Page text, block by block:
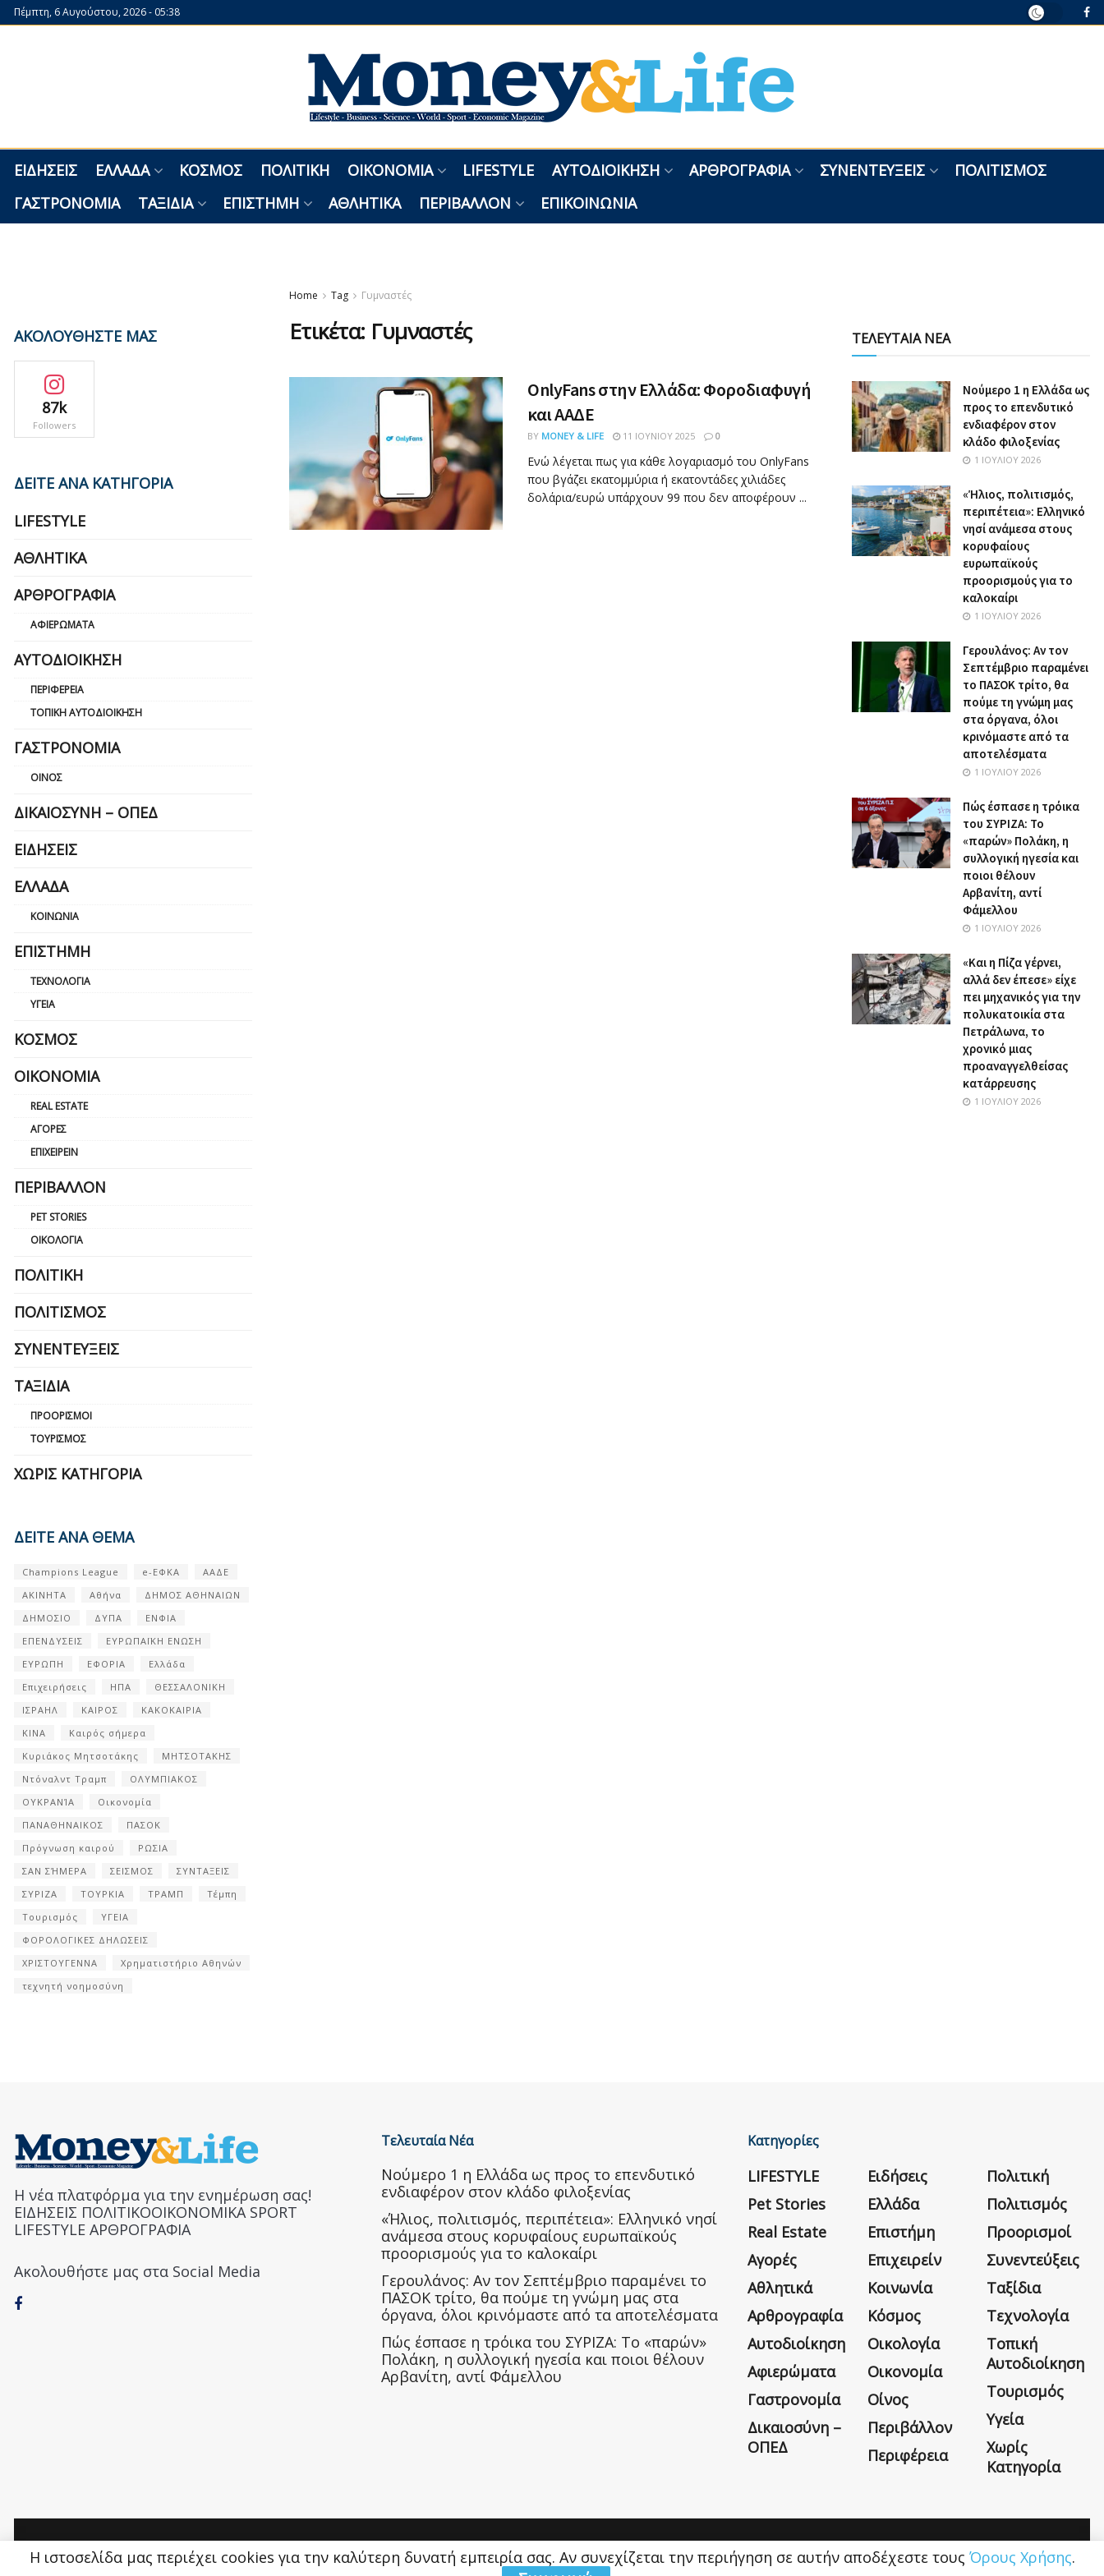
Πέμπτη, 6 Αυγούστου, 2026 - 05:38
ΕΙΔΉΣΕΙΣ ΕΛΛΆΔΑ ΚΌΣΜΟΣ ΠΟΛΙΤΙΚΉ ΟΙΚΟΝΟΜΊΑ LIFESTYLE ΑΥΤΟΔΙΟΊΚΗΣΗ ΑΡΘΡΟΓΡΑΦΊΑ ΣΥΝΕΝΤΕΎΞΕΙΣ
ΠΟΛΙΤΙΣΜΌΣ
ΓΑΣΤΡΟΝΟΜΊΑ
ΤΑΞΊΔΙΑ ΕΠΙΣΤΉΜΗ ΑΘΛΗΤΙΚΆ ΠΕΡΙΒΆΛΛΟΝ ΕΠΙΚΟΙΝΩΝΊΑ
Home Tag Γυμναστές
Ετικέτα: Γυμναστές
OnlyFans στην Ελλάδα: Φοροδιαφυγή
και ΑΑΔΕ
BY MONEY & LIFE 11 ΙΟΥΝΊΟΥ 2025 0
Ενώ λέγεται πως για κάθε λογαριασμό του OnlyFans
που βγάζει εκατομμύρια ή εκατοντάδες χιλιάδες
δολάρια/ευρώ υπάρχουν 99 που δεν αποφέρουν ...
ΑΚΟΛΟΥΘΗΣΤΕ ΜΑΣ
87k
Followers
ΔΕΙΤΕ ΑΝΑ ΚΑΤΗΓΟΡΙΑ
LIFESTYLE
ΑΘΛΗΤΙΚΆ
ΑΡΘΡΟΓΡΑΦΊΑ
ΑΦΙΕΡΏΜΑΤΑ
ΑΥΤΟΔΙΟΊΚΗΣΗ
ΠΕΡΙΦΈΡΕΙΑ
ΤΟΠΙΚΉ ΑΥΤΟΔΙΟΊΚΗΣΗ
ΓΑΣΤΡΟΝΟΜΊΑ
ΟΊΝΟΣ
ΔΙΚΑΙΟΣΎΝΗ – ΟΠΕΔ
ΕΙΔΉΣΕΙΣ
ΕΛΛΆΔΑ
ΚΟΙΝΩΝΊΑ
ΕΠΙΣΤΉΜΗ
ΤΕΧΝΟΛΟΓΊΑ
ΥΓΕΊΑ
ΚΌΣΜΟΣ
ΟΙΚΟΝΟΜΊΑ
REAL ESTATE
ΑΓΟΡΈΣ
ΕΠΙΧΕΙΡΕΊΝ
ΠΕΡΙΒΆΛΛΟΝ
PET STORIES
ΟΙΚΟΛΟΓΊΑ
ΠΟΛΙΤΙΚΉ
ΠΟΛΙΤΙΣΜΌΣ
ΣΥΝΕΝΤΕΎΞΕΙΣ
ΤΑΞΊΔΙΑ
ΠΡΟΟΡΙΣΜΟΊ
ΤΟΥΡΙΣΜΌΣ
ΧΩΡΊΣ ΚΑΤΗΓΟΡΊΑ
ΔΕΙΤΕ ΑΝΑ ΘΕΜΑ
Champions League e-ΕΦΚΑ
ΑΑΔΕ
ΑΚΙΝΗΤΑ
Αθήνα
ΔΗΜΟΣ ΑΘΗΝΑΙΩΝ
ΔΗΜΟΣΙΟ
ΔΥΠΑ
ΕΝΦΙΑ
ΕΠΕΝΔΥΣΕΙΣ
ΕΥΡΩΠΑΪΚΗ ΕΝΩΣΗ
ΕΥΡΩΠΗ
ΕΦΟΡΙΑ
Ελλάδα
Επιχειρήσεις
ΗΠΑ
ΘΕΣΣΑΛΟΝΙΚΗ
ΙΣΡΑΗΛ
ΚΑΙΡΟΣ
ΚΑΚΟΚΑΙΡΙΑ
ΚΙΝΑ
Καιρός σήμερα
Κυριάκος Μητσοτάκης
ΜΗΤΣΟΤΑΚΗΣ
Ντόναλντ Τραμπ
ΟΛΥΜΠΙΑΚΟΣ
ΟΥΚΡΑΝΊΑ
Οικονομία
ΠΑΝΑΘΗΝΑΙΚΟΣ
ΠΑΣΟΚ
Πρόγνωση καιρού
ΡΩΣΙΑ
ΣΑΝ ΣΉΜΕΡΑ
ΣΕΙΣΜΟΣ
ΣΥΝΤΑΞΕΙΣ
ΣΥΡΙΖΑ
ΤΟΥΡΚΙΑ ΤΡΑΜΠ
Τέμπη
Τουρισμός
ΥΓΕΙΑ
ΦΟΡΟΛΟΓΙΚΕΣ ΔΗΛΩΣΕΙΣ
ΧΡΙΣΤΟΥΓΕΝΝΑ
Χρηματιστήριο Αθηνών
τεχνητή νοημοσύνη
ΤΕΛΕΥΤΑΙΑ ΝΕΑ
Nούμερο 1 η Ελλάδα ως
προς το επενδυτικό
ενδιαφέρον στον
κλάδο φιλοξενίας
1 ΙΟΥΛΊΟΥ 2026
«Ήλιος, πολιτισμός,
περιπέτεια»: Ελληνικό
νησί ανάμεσα στους
κορυφαίους
ευρωπαϊκούς
προορισμούς για το
καλοκαίρι
1 ΙΟΥΛΊΟΥ 2026
Γερουλάνος: Αν τον
Σεπτέμβριο παραμένει
το ΠΑΣΟΚ τρίτο, θα
πούμε τη γνώμη μας
στα όργανα, όλοι
κρινόμαστε από τα
αποτελέσματα
1 ΙΟΥΛΊΟΥ 2026
Πώς έσπασε η τρόικα
του ΣΥΡΙΖΑ: Το
«παρών» Πολάκη, η
συλλογική ηγεσία και
ποιοι θέλουν
Αρβανίτη, αντί
Φάμελλου
1 ΙΟΥΛΊΟΥ 2026
«Και η Πίζα γέρνει,
αλλά δεν έπεσε» είχε
πει μηχανικός για την
πολυκατοικία στα
Πετράλωνα, το
χρονικό μιας
προαναγγελθείσας
κατάρρευσης
1 ΙΟΥΛΊΟΥ 2026
Η νέα πλατφόρμα για την ενημέρωση σας!
ΕΙΔΗΣΕΙΣ ΠΟΛΙΤΙΚΟΟΙΚΟΝΟΜΙΚΑ SPORT
LIFESTYLE ΑΡΘΡΟΓΡΑΦΙΑ
Ακολουθήστε μας στα Social Media
Τελευταία Νέα
Nούμερο 1 η Ελλάδα ως προς το επενδυτικό
ενδιαφέρον στον κλάδο φιλοξενίας
«Ήλιος, πολιτισμός, περιπέτεια»: Ελληνικό νησί
ανάμεσα στους κορυφαίους ευρωπαϊκούς
προορισμούς για το καλοκαίρι
Γερουλάνος: Αν τον Σεπτέμβριο παραμένει το
ΠΑΣΟΚ τρίτο, θα πούμε τη γνώμη μας στα
όργανα, όλοι κρινόμαστε από τα αποτελέσματα
Πώς έσπασε η τρόικα του ΣΥΡΙΖΑ: Το «παρών»
Πολάκη, η συλλογική ηγεσία και ποιοι θέλουν
Αρβανίτη, αντί Φάμελλου
Κατηγορίες
LIFESTYLE
Pet Stories
Real Estate
Αγορές
Αθλητικά
Αρθρογραφία
Αυτοδιοίκηση
Αφιερώματα
Γαστρονομία
Δικαιοσύνη –
ΟΠΕΔ
Ειδήσεις
Ελλάδα
Επιστήμη
Επιχειρείν
Κοινωνία
Κόσμος
Οικολογία
Οικονομία
Οίνος
Περιβάλλον
Περιφέρεια
Πολιτική
Πολιτισμός
Προορισμοί
Συνεντεύξεις
Ταξίδια
Τεχνολογία
Τοπική
Αυτοδιοίκηση
Τουρισμός
Υγεία
Χωρίς
Κατηγορία
Η εταιρεία Όροι Χρήσης Επικοινωνία
Η ιστοσελίδα μας περιέχει cookies για την καλύτερη δυνατή εμπειρία σας. Αν συνεχίζεται την περιήγηση σε αυτήν αποδέχεστε τους Όρους Χρήσης.